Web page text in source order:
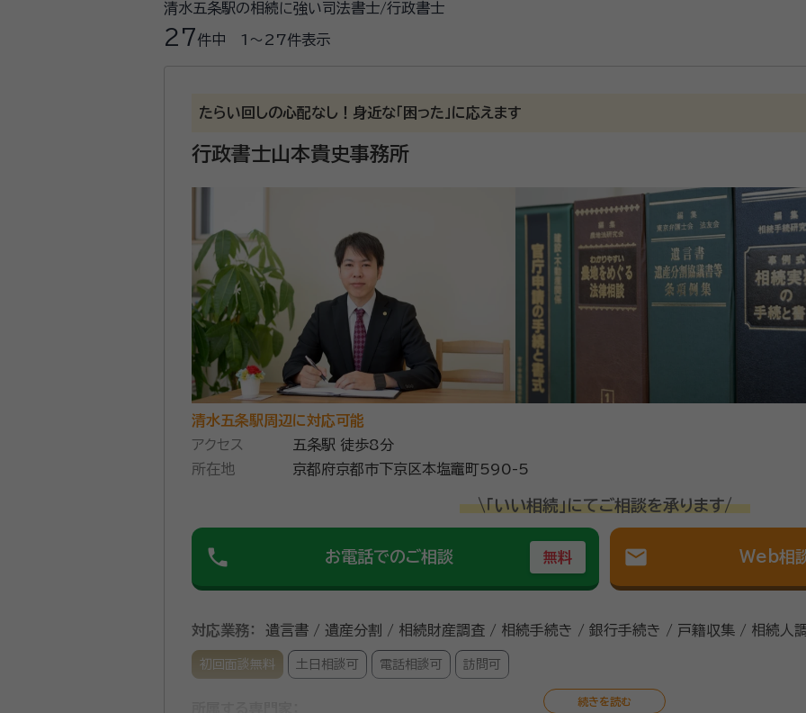
橋本駅 出町柳駅 神宮丸太町駅 京橋駅
寝屋川市駅 萱島駅
清水五条駅の相続に強い司法書士/行政書士
27件中 1〜27件表示
たらい回しの心配なし！身近な「困った」に応えます
行政書士山本貴史事務所
清水五条駅周辺に対応可能
アクセス
五条駅 徒歩8分
所在地
京都府京都市下京区本塩竈町590-5
\「いい相続」にてご相談を承ります/
phone お電話でのご相談 無料 mail Web相
対応業務： 遺言書 / 遺産分割 / 相続財産調査 / 相続手続き / 銀行手続き / 戸籍収集 / 相続人
初回面談無料 土日相談可 電話相談可 訪問可